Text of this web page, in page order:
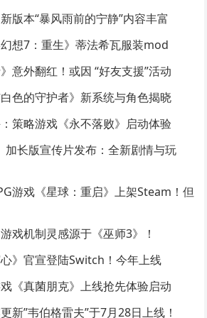
版本“暴风雨前的宁静”内容丰富
想7：重生》蒂法希瓦服装mod
意外翻红！或因 “好友支援”活动
色的守护者》新系统与角色揭晓
策略游戏《永不落败》启动体验
加长版宣传片发布：全新剧情与玩
游戏《星球：重启》上架Steam！但
戏机制灵感源于《巫师3》！
》官宣登陆Switch！今年上线
《真菌朋克》上线抢先体验启动
新”韦伯格雷夫”于7月28日上线！